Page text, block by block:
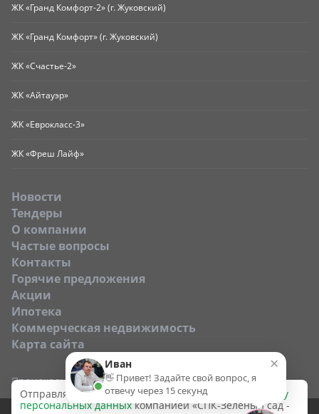
ЖК «Гранд Комфорт-2» (г. Жуковский)
ЖК «Гранд Комфорт» (г. Жуковский)
ЖК «Счастье-2»
ЖК «Айтауэр»
ЖК «Еврокласс-3»
ЖК «Фреш Лайф»
Новости
Тендеры
O компании
Частые вопросы
Контакты
Горячие предложения
Акции
Ипотека
Коммерческая недвижимость
Карта сайта
Промокод:
Отправляя эту форму, вы даёте согласие на
обработку
персональных данныхкомпанией «СПК-Зеленый сад -
×
Иван
👋 Привет! Задайте свой вопрос, я
отвечу через 15 секунд